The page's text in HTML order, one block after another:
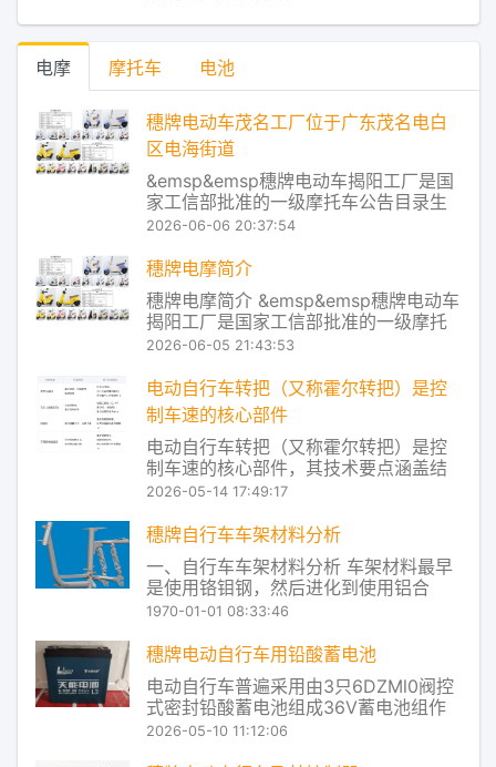
控，从而把电池放电和电机对电流的使
用率进行了实时匹配，让电
电摩 摩托车 电池
穗牌电动车茂名工厂位于广东茂名电白
区电海街道
&emsp&emsp穗牌电动车揭阳工厂是国
家工信部批准的一级摩托车公告目录生
产企业，同时也是通过国家认监委强制
行车生产企业。作为国内专业从事电动
摩托车、电动自行车系列产品研发、制
造与销售的现代化高科技企业，公司旗
下穗牌品
2026-06-06 20:37:54
穗牌电摩简介
穗牌电摩简介 &emsp&emsp穗牌电动车
揭阳工厂是国家工信部批准的一级摩托
车公告目录生产企业，同时也是通过国
托车及电动自行车生产企业。作为国内
专业从事电动摩托车、电动自行车系列
产品研发、制造与销售的现代化高科技
企业，
2026-06-05 21:43:53
电动自行车转把（又称霍尔转把）是控
制车速的核心部件
电动自行车转把（又称霍尔转把）是控
制车速的核心部件，其技术要点涵盖结
构原理、信号输出、安全机制及常见故
料整理的关键技术要点： ‌一、基本结构
与工作原理‌ ‌核心组件‌： ‌磁钢‌：随转把转
动改变磁场位置。 ‌霍尔元件‌：检
2026-05-14 17:49:17
穗牌自行车车架材料分析
一、自行车车架材料分析 车架材料最早
是使用铬钼钢，然后进化到使用铝合
金，再然后是复合材料的使用如碳纤
升管件和结构设计能力，并创新加工技
术。为的就是让车架更轻、更强、更舒
适和美观。目前，制造自行车车架的材
料主要有以下几种：钢
1970-01-01 08:33:46
穗牌电动自行车用铅酸蓄电池
电动自行车普遍采用由3只6DZMl0阀控
式密封铅酸蓄电池组成36V蓄电池组作
为动力源。实车使用结果表明：3只电池
2026-05-10 11:12:06